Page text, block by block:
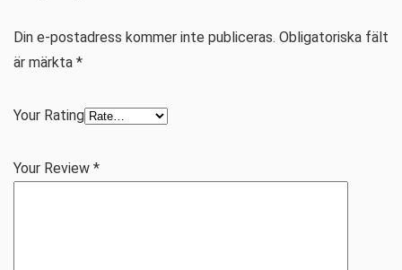
Din e-postadress kommer inte publiceras. Obligatoriska fält
är märkta *
Your Rating
Your Review *